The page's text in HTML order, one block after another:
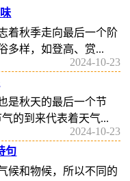
着秋季走向最后一个阶
多样，如登高、赏...
2024-10-23
是秋天的最后一个节
的到来代表着天气...
2024-10-23
句
候和物候，所以不同的